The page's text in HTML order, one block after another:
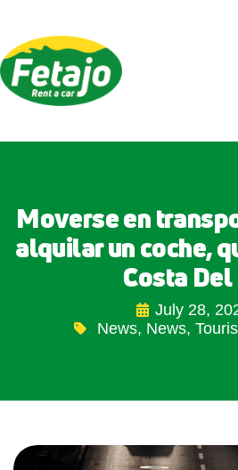
Moverse en
alquilar un coche,
Costa
July 28,
News, News,